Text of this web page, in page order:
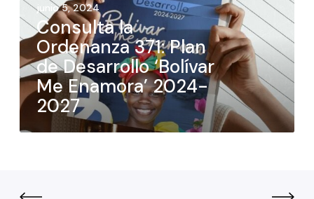
junio 5, 2024
Consulta la
Ordenanza 371: Plan
de Desarrollo ‘Bolívar
Me Enamora’ 2024-
2027